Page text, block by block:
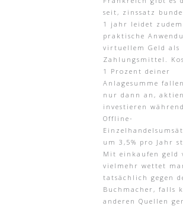
seit, zinssatz
1 jahr leidet
praktische
virtuellem Geld als
Zahlungsmittel.
1 Prozent deiner
Anlagesumme
nur dann an,
investieren
Offline-
um 3,5% pro Jahr
Mit einkaufen geld
vielmehr wettet
tatsächlich gegen
Buchmacher, falls
anderen Quellen